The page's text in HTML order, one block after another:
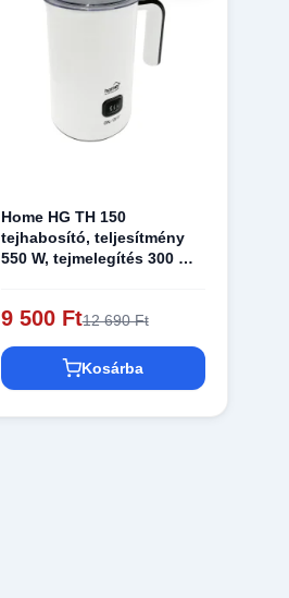
Home HG TH 150
tejhabosító, teljesítmény
550 W, tejmelegítés 300 ml
9 500 Ft12 690 Ft
Kosárba